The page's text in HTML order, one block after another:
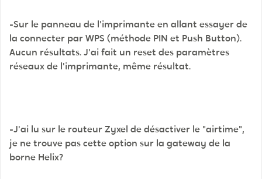
-Sur le panneau de l'imprimante en allant essayer de
la connecter par WPS (méthode PIN et Push Button).
Aucun résultats. J'ai fait un reset des paramètres
réseaux de l'imprimante, même résultat.
-J'ai lu sur le routeur Zyxel de désactiver le "airtime",
je ne trouve pas cette option sur la gateway de la
borne Helix?